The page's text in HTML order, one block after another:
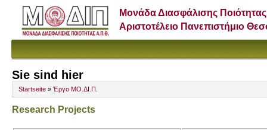
Μονάδα Διασφάλισης Ποιότητας
Αριστοτέλειο Πανεπιστήμιο
Sie sind hier
Startseite » Έργο ΜΟ.ΔΙ.Π.
Research Projects